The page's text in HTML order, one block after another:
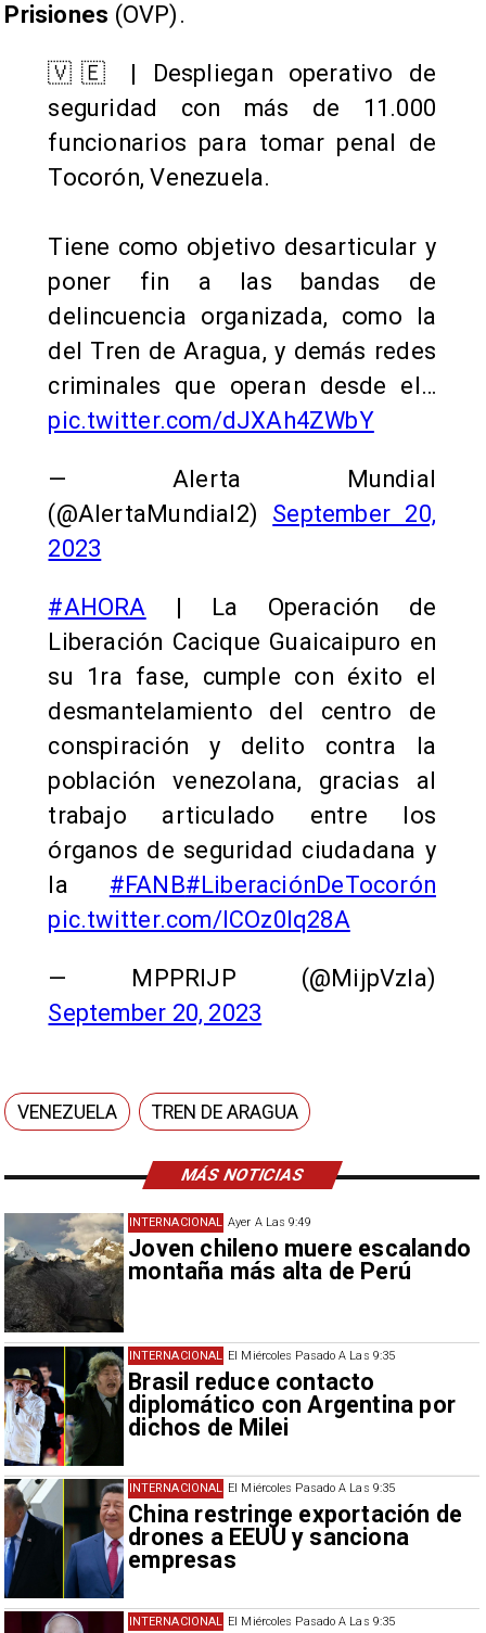
MÁS NOTICIAS
Ayer A Las 9:49
Joven chileno muere escalando
montaña más alta de Perú
INTERNACIONAL
El Miércoles Pasado A Las 9:35
Brasil reduce contacto
diplomático con Argentina por
dichos de Milei
INTERNACIONAL
El Miércoles Pasado A Las 9:35
China restringe exportación de
drones a EEUU y sanciona
empresas
INTERNACIONAL
El Miércoles Pasado A Las 9:35
INTERNACIONAL
Prisiones (OVP).
🇻🇪 | Despliegan operativo de
seguridad con más de 11.000
funcionarios para tomar penal de
Tocorón, Venezuela.
Tiene como objetivo desarticular y
poner fin a las bandas de
delincuencia organizada, como la
del Tren de Aragua, y demás redes
criminales que operan desde el…
pic.twitter.com/dJXAh4ZWbY
— Alerta Mundial
(@AlertaMundial2) September 20,
2023
#AHORA | La Operación de
Liberación Cacique Guaicaipuro en
su 1ra fase, cumple con éxito el
desmantelamiento del centro de
conspiración y delito contra la
población venezolana, gracias al
trabajo articulado entre los
órganos de seguridad ciudadana y
la #FANB#LiberaciónDeTocorón
pic.twitter.com/ICOz0Iq28A
— MPPRIJP (@MijpVzla)
September 20, 2023
VENEZUELA TREN DE ARAGUA